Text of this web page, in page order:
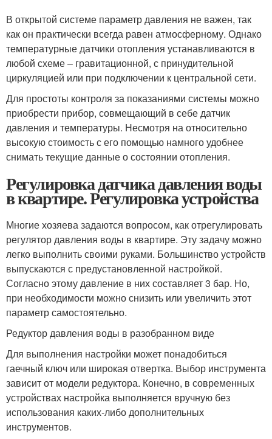
В открытой системе параметр давления не важен, так
как он практически всегда равен атмосферному. Однако
температурные датчики отопления устанавливаются в
любой схеме – гравитационной, с принудительной
циркуляцией или при подключении к центральной сети.
Для простоты контроля за показаниями системы можно
приобрести прибор, совмещающий в себе датчик
давления и температуры. Несмотря на относительно
высокую стоимость с его помощью намного удобнее
снимать текущие данные о состоянии отопления.
Регулировка датчика давления воды
в квартире. Регулировка устройства
Многие хозяева задаются вопросом, как отрегулировать
регулятор давления воды в квартире. Эту задачу можно
легко выполнить своими руками. Большинство устройств
выпускаются с предустановленной настройкой.
Согласно этому давление в них составляет 3 бар. Но,
при необходимости можно снизить или увеличить этот
параметр самостоятельно.
Редуктор давления воды в разобранном виде
Для выполнения настройки может понадобиться
гаечный ключ или широкая отвертка. Выбор инструмента
зависит от модели редуктора. Конечно, в современных
устройствах настройка выполняется вручную без
использования каких-либо дополнительных
инструментов.